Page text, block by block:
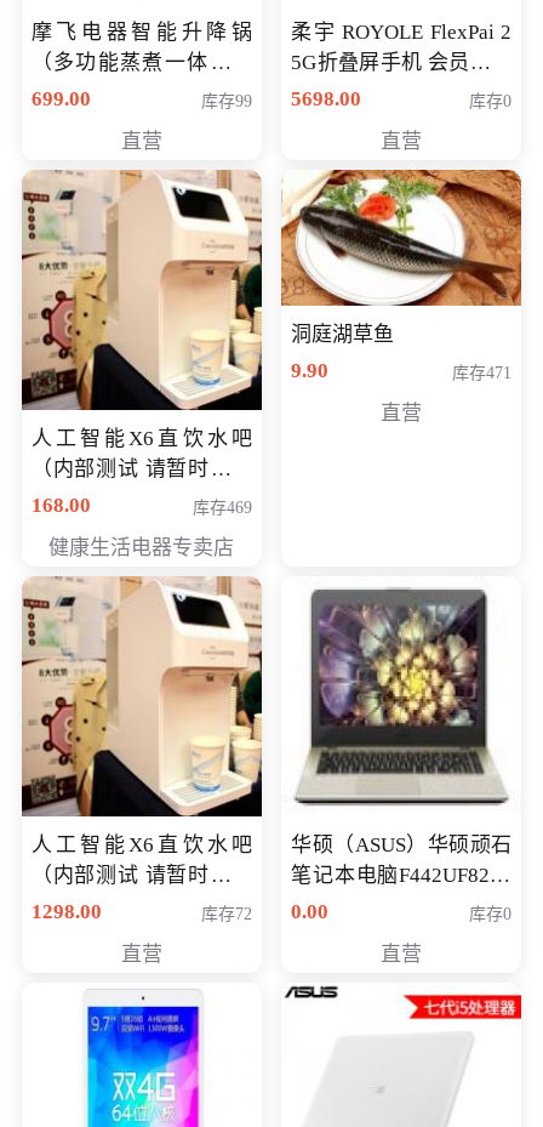
摩飞电器智能升降锅
（多功能蒸煮一体锅）
（智能升降养生锅） 会
699.00 库存99
直营
柔宇 ROYOLE FlexPai 2
5G折叠屏手机 会员专享
购买价格 4998元
5698.00 库存0
直营
人工智能X6直饮水吧
（内部测试 请暂时不要
购买）
168.00 库存469
健康生活电器专卖店
洞庭湖草鱼
9.90
库存471
直营
人工智能X6直饮水吧
（内部测试 请暂时不要
购买）
1298.00 库存72
直营
华硕（ASUS）华硕顽石
笔记本电脑F442UF8250
八代独显轻薄办公商务
0.00 库存0
直营